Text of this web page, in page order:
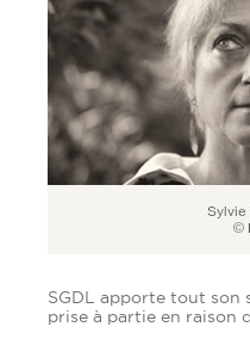
SGDL apporte tout son
prise à partie en raison